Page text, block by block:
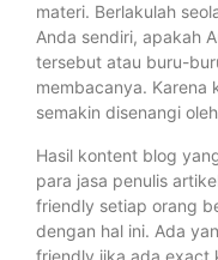
materi. Berlakulah
Anda sendiri, apakah
tersebut atau buru-
membacanya. Karena
semakin disenangi
Hasil kontent blog
para jasa penulis
friendly setiap orang
dengan hal ini. Ada
friendly jika ada exact